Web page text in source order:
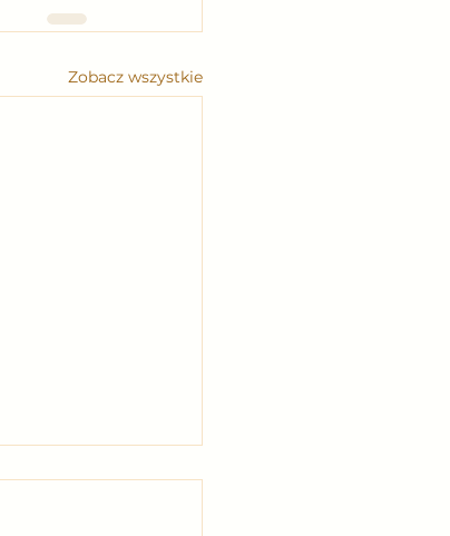
Zobacz wszystkie